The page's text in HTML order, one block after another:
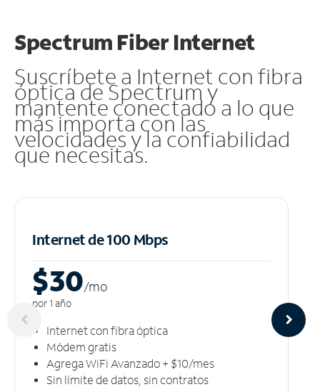
Spectrum Fiber Internet
Suscríbete a Internet con fibra
óptica de Spectrum y
mantente conectado a lo que
más importa con las
velocidades y la confiabilidad
que necesitas.
Internet de 100 Mbps
$30/mo
por 1 año
Internet con fibra óptica
Módem gratis
Agrega WiFi Avanzado + $10/mes
Sin límite de datos, sin contratos